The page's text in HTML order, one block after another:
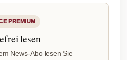
PREMIUM
lesen
News-Abo lesen Sie